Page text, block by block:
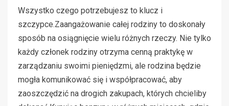
Wszystko czego potrzebujesz to klucz i
szczypce.Zaangażowanie całej rodziny to doskonały
sposób na osiągnięcie wielu różnych rzeczy. Nie tylko
każdy członek rodziny otrzyma cenną praktykę w
zarządzaniu swoimi pieniędzmi, ale rodzina będzie
mogła komunikować się i współpracować, aby
zaoszczędzić na drogich zakupach, których chcieliby